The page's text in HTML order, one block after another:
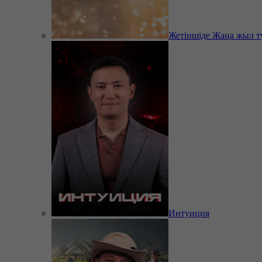
Жетіншіде Жаңа жыл
Интуиция